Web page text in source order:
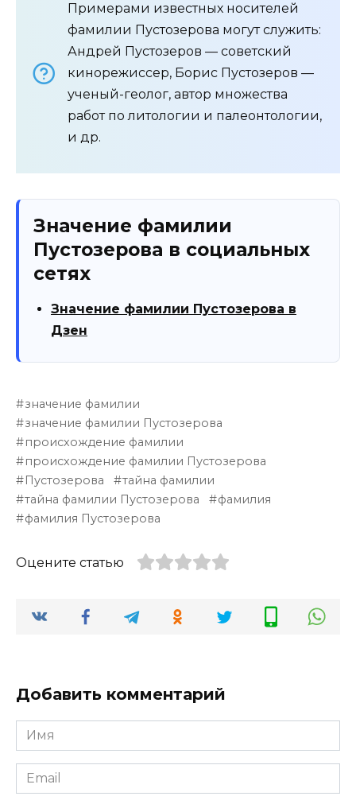
Примерами известных носителей
фамилии Пустозерова могут служить:
Андрей Пустозеров — советский
кинорежиссер, Борис Пустозеров —
ученый-геолог, автор множества
работ по литологии и палеонтологии,
и др.
Значение фамилии
Пустозерова в социальных
сетях
Значение фамилии Пустозерова в
Дзен
значение фамилии
значение фамилии Пустозерова
происхождение фамилии
происхождение фамилии Пустозерова
Пустозерова
тайна фамилии
тайна фамилии Пустозерова
фамилия
фамилия Пустозерова
Оцените статью
Добавить комментарий
Имя
*
Email
*